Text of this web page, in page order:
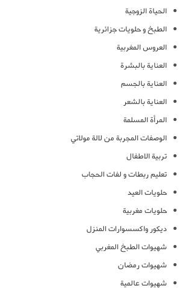
الحياة الزوجية
الطبخ و حلويات جزائرية
العروس المغربية
العناية بالبشرة
العناية بالجسم
العناية بالشعر
المرأة المسلمة
الوصفات المجربة من لالة مولاتي
تربية الاطفال
تعليم ربطات و لفات الحجاب
حلويات العيد
حلويات مغربية
ديكور واكسسوارات المنزل
شهيوات الطبخ المغربي
شهيوات رمضان
شهيوات عالمية